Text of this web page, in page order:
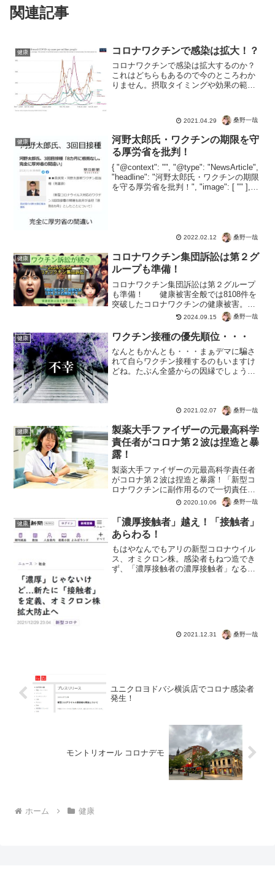
関連記事
健康 コロナワクチンで感染は拡大！？
コロナワクチンで感染は拡大するのか？
これはどちらもあるので今のところわか
りません。摂取タイミングや効果の範囲
コロナウイルスのリスクとワクチン接種
によるリターンを考える必...
2021.04.29 桑野一哉
健康
河野太郎氏・ワクチンの期限を守
る厚労省を批判！
{ "@context": "", "@type": "NewsArticle",
"headline": "河野太郎氏・ワクチンの期限
を守る厚労省を批判！", "image": [ "" ],
2022.02.12 桑野一哉
健康
コロナワクチン集団訴訟は第２グ
ループも準備！
コロナワクチン集団訴訟は第２グループ
も準備！ 健康被害全般では8108件を
突破したコロナワクチンの健康被害。集
団訴訟を伝えるCBCでは、第２グループ
まで報道。予防接種の被害認定以上に、
薬害の被害者が存在するのが現実。虚偽
の報道で危険な薬物...
2024.09.15 桑野一哉
健康 ワクチン接種の優先順位・・・
なんともかんとも・・・まぁデマに騙さ
れて自らワクチン接種するのもいますけ
どね。たぶん全盛からの因縁でしょう。
のもありかもしれません。あ...
2021.02.07 桑野一哉
健康
製薬大手ファイザーの元最高科学
責任者がコロナ第２波は捏造と暴
露！
製薬大手ファイザーの元最高科学責任者
がコロナ第２波は捏造と暴露！「新型コ
ロナワクチンに副作用るので一切責任負
わない」＝アストラゼネカ』責任を負う
のは国。ってそれ、日本人の税金でしょ
う、みたいな。からの?アストラゼネカ社
は、国内の支店・営業所...
2020.10.06 桑野一哉
健康
「濃厚接触者」越え！「接触者」
あらわる！
もはやなんでもアリの新型コロナウイル
ス、オミクロン株。感染者もねつ造でき
ず、「濃厚接触者の濃厚接触者」なるイ
2021.12.31 桑野一哉
ユニクロヨドバシ横浜店でコロナ感染者
発生！
モントリオール コロナデモ
ホーム 健康